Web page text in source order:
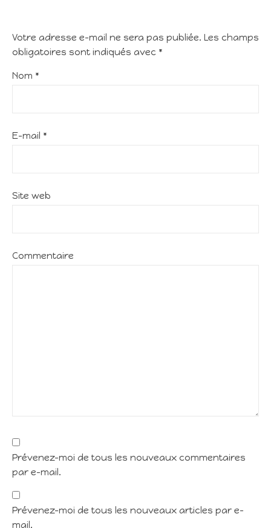
Votre adresse e-mail ne sera pas publiée. Les champs
obligatoires sont indiqués avec *
Nom *
E-mail *
Site web
Commentaire
Prévenez-moi de tous les nouveaux commentaires
par e-mail.
Prévenez-moi de tous les nouveaux articles par e-
mail.